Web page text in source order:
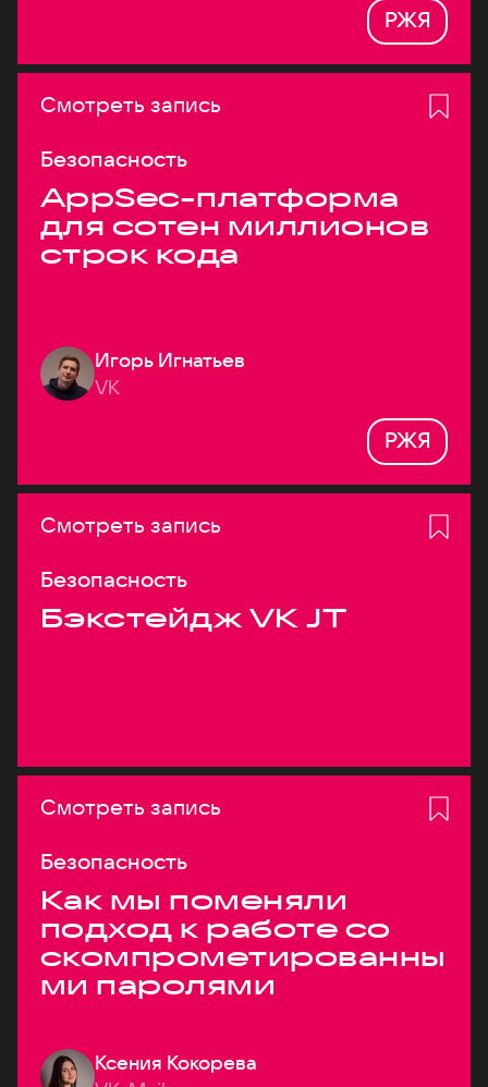
РЖЯ
Смотреть запись
Безопасность
AppSec-платформа
для сотен миллионов
строк кода
Игорь Игнатьев
VK
РЖЯ
Смотреть запись
Безопасность
Бэкстейдж VK JT
Смотреть запись
Безопасность
Как мы поменяли
подход к работе со
скомпрометированны
ми паролями
Ксения Кокорева